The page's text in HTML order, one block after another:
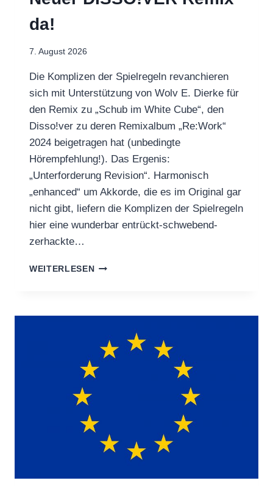
da!
7. August 2026
Die Komplizen der Spielregeln revanchieren
sich mit Unterstützung von Wolv E. Dierke für
den Remix zu „Schub im White Cube“, den
Disso!ver zu deren Remixalbum „Re:Work“
2024 beigetragen hat (unbedingte
Hörempfehlung!). Das Ergenis:
„Unterforderung Revision“. Harmonisch
„enhanced“ um Akkorde, die es im Original gar
nicht gibt, liefern die Komplizen der Spielregeln
hier eine wunderbar entrückt-schwebend-
zerhackte…
WEITERLESENNEUER